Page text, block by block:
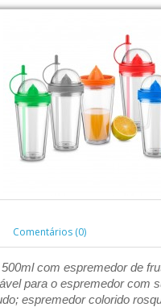
Comentários (0)
com espremedor de
para o espremedor com
espremedor colorido